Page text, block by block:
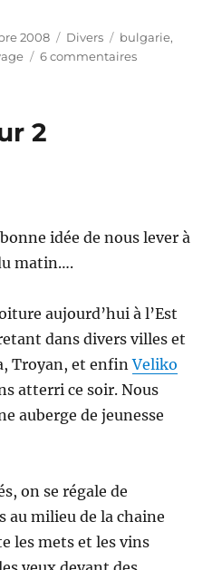
2008 Catégories
Divers Étiquettes
bulgarie,
6 commentairessur
2
idée de nous lever à
matin….
aujourd’hui à l’Est
dans divers villes et
Troyan, et enfinVeliko
atterri ce soir. Nous
auberge de jeunesse
on se régale de
au milieu de la chaine
les mets et les vins